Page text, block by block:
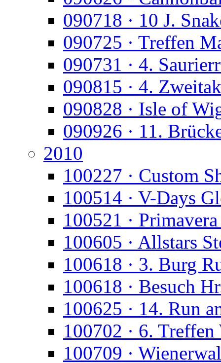
090718 · 10 J.
090725 · Treffen
090731 · 4.
090815 · 4.
090828 · Isle of
090926 · 11.
2010
100227 · Custom
100514 · V-Days
100521 ·
100605 · Allstars
100618 · 3. Burg
100618 · Besuch
100625 · 14. Run
100702 · 6.
100709 ·